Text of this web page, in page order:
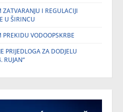
I REGULACIJI
U ŠIRINCU
PREKIDU VODOOPSKRBE
PRIJEDLOGA ZA DODJELU
RUJAN“